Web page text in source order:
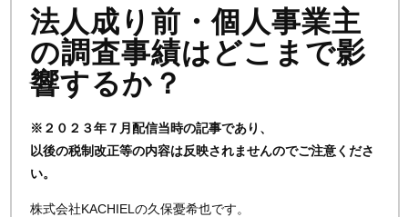
法人成り前・個人事業主
の調査事績はどこまで影
響するか？
※２０２３年７月配信当時の記事であり、
以後の税制改正等の内容は反映されませんのでご注意くださ
い。
株式会社KACHIELの久保憂希也です。